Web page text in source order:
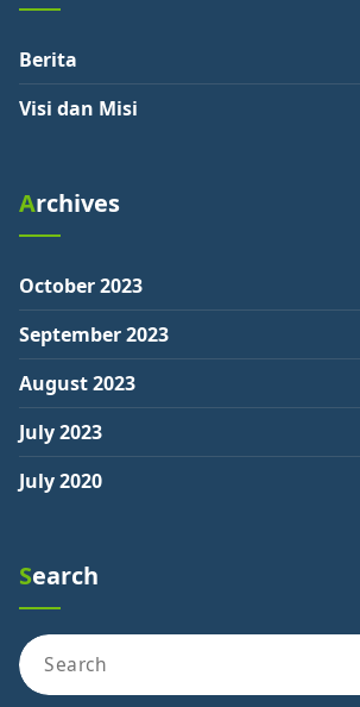
Berita
Visi dan Misi
Archives
October 2023
September 2023
August 2023
July 2023
July 2020
Search
Search
for: